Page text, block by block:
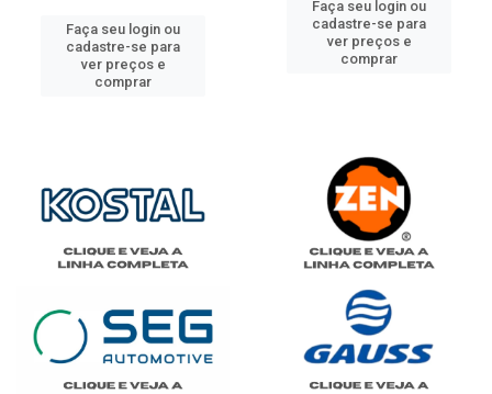
Faça seu login ou
cadastre-se para
ver preços e
comprar
Faça seu login ou
cadastre-se para
ver preços e
comprar